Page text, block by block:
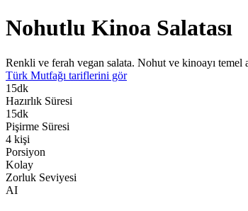
Nohutlu Kinoa Salatası
Renkli ve ferah vegan salata. Nohut ve kinoayı temel
Türk Mutfağı tariflerini gör
15dk
Hazırlık Süresi
15dk
Pişirme Süresi
4 kişi
Porsiyon
Kolay
Zorluk Seviyesi
AI